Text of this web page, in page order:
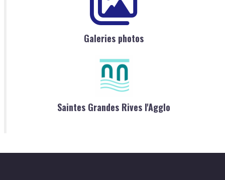
Galeries photos
Saintes Grandes Rives l'Agglo